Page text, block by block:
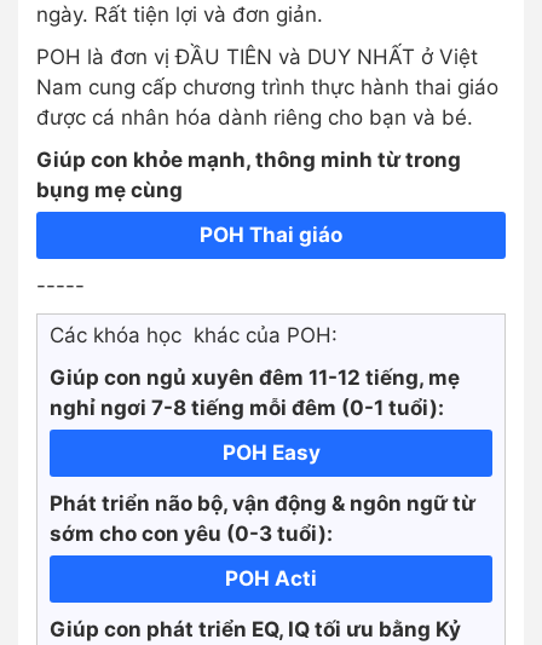
ngày. Rất tiện lợi và đơn giản.
POH là đơn vị ĐẦU TIÊN và DUY NHẤT ở Việt
Nam cung cấp chương trình thực hành thai giáo
được cá nhân hóa dành riêng cho bạn và bé.
Giúp con khỏe mạnh, thông minh từ trong
bụng mẹ cùng
POH Thai giáo
-----
Các khóa học khác của POH:
Giúp con ngủ xuyên đêm 11-12 tiếng, mẹ
nghỉ ngơi 7-8 tiếng mỗi đêm (0-1 tuổi):
POH Easy
Phát triển não bộ, vận động & ngôn ngữ từ
sớm cho con yêu (0-3 tuổi):
POH Acti
Giúp con phát triển EQ, IQ tối ưu bằng Kỷ